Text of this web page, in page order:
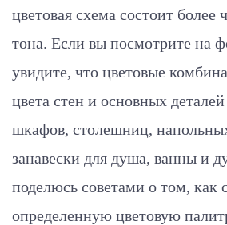
цветовая схема состоит более
тона. Если вы посмотрите на
увидите, что цветовые
цвета стен и основных
шкафов, столешниц,
занавески для душа, ванны и
поделюсь советами о том, как
определенную цветовую